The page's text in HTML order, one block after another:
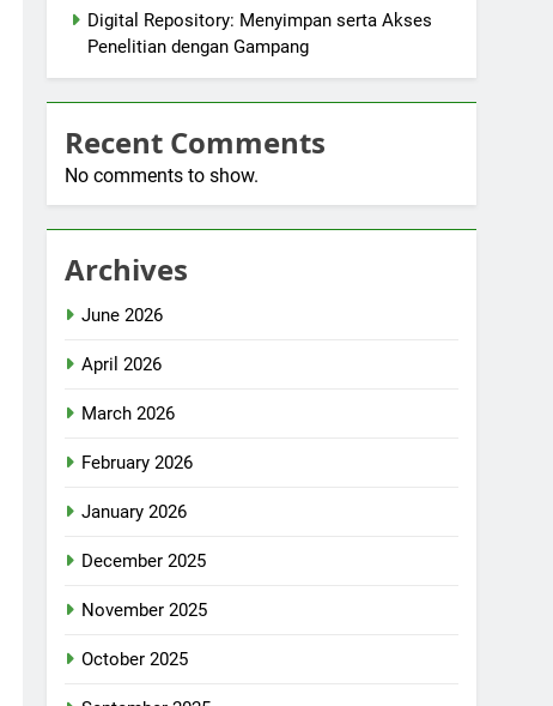
Digital Repository: Menyimpan serta Akses
Penelitian dengan Gampang
Recent Comments
No comments to show.
Archives
June 2026
April 2026
March 2026
February 2026
January 2026
December 2025
November 2025
October 2025